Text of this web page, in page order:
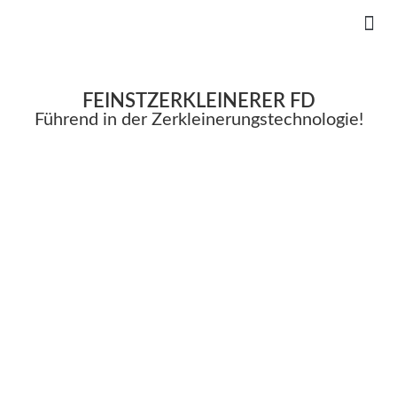
FEINSTZERKLEINERER FD
Führend in der Zerkleinerungstechnologie!​